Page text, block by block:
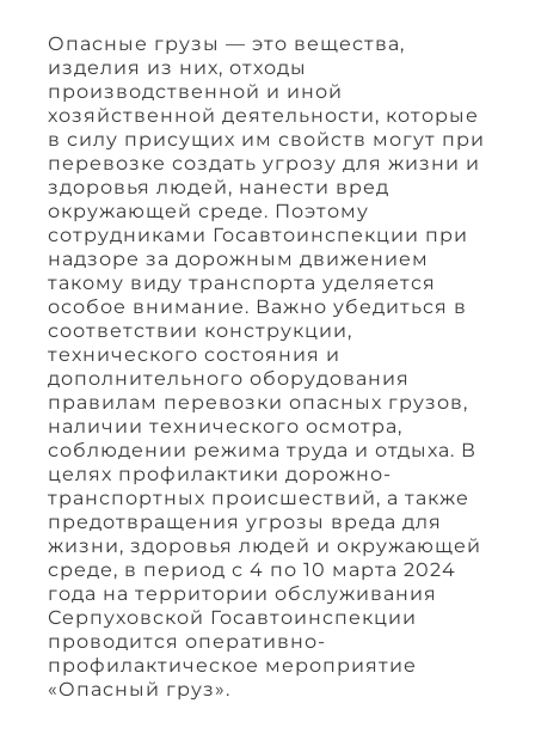
Опасные грузы — это вещества,
изделия из них, отходы
производственной и иной
хозяйственной деятельности, которые
в силу присущих им свойств могут при
перевозке создать угрозу для жизни и
здоровья людей, нанести вред
окружающей среде. Поэтому
сотрудниками Госавтоинспекции при
надзоре за дорожным движением
такому виду транспорта уделяется
особое внимание. Важно убедиться в
соответствии конструкции,
технического состояния и
дополнительного оборудования
правилам перевозки опасных грузов,
наличии технического осмотра,
соблюдении режима труда и отдыха. В
целях профилактики дорожно-
транспортных происшествий, а также
предотвращения угрозы вреда для
жизни, здоровья людей и окружающей
среде, в период с 4 по 10 марта 2024
года на территории обслуживания
Серпуховской Госавтоинспекции
проводится оперативно-
профилактическое мероприятие
«Опасный груз».